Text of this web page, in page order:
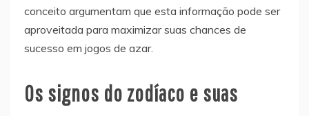
conceito argumentam que esta informação pode ser
aproveitada para maximizar suas chances de
sucesso em jogos de azar.
Os signos do zodíaco e suas